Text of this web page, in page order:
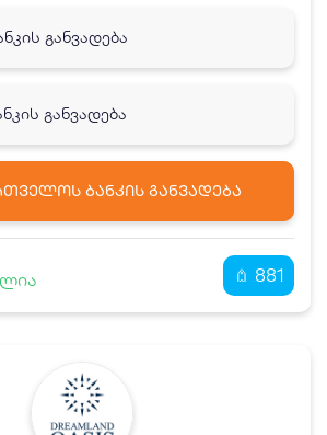
განვადება
განვადება
ᲑᲐᲜᲙᲘᲡ ᲒᲐᲜᲕᲐᲓᲔᲑᲐ
881